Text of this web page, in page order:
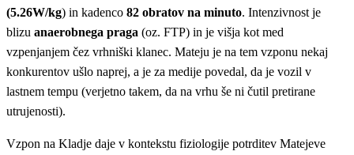
(5.26W/kg) in kadenco 82 obratov na minuto. Intenzivnost je
blizu anaerobnega praga (oz. FTP) in je višja kot med
vzpenjanjem čez vrhniški klanec. Mateju je na tem vzponu nekaj
konkurentov ušlo naprej, a je za medije povedal, da je vozil v
lastnem tempu (verjetno takem, da na vrhu še ni čutil pretirane
utrujenosti).
Vzpon na Kladje daje v kontekstu fiziologije potrditev Matejeve